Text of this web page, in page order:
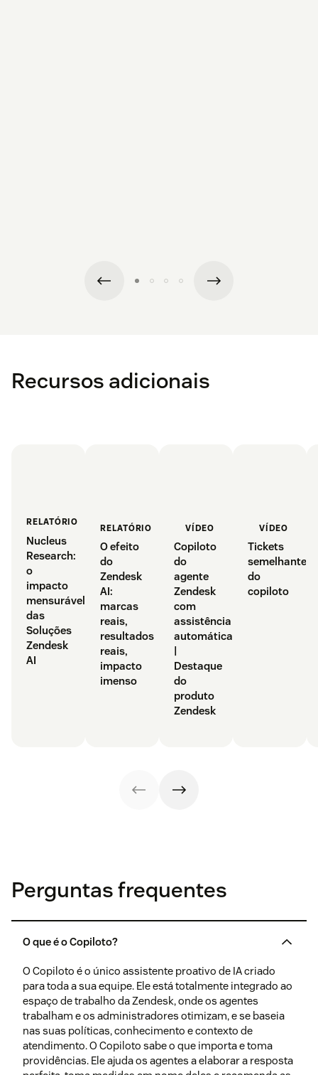
Recursos adicionais
RELATÓRIO
Nucleus
Research:
o
impacto
mensurável
das
Soluções
Zendesk
AI
RELATÓRIO
O efeito
do
Zendesk
AI:
marcas
reais,
resultados
reais,
impacto
imenso
VÍDEO
Copiloto
do
agente
Zendesk
com
assistência
automática
Destaque
do
produto
Zendesk
VÍDEO
Tickets
semelhantes
do
copiloto
Perguntas frequentes
O que é o Copiloto?
O Copiloto é o único assistente proativo de IA criado
para toda a sua equipe. Ele está totalmente integrado ao
espaço de trabalho da Zendesk, onde os agentes
trabalham e os administradores otimizam, e se baseia
nas suas políticas, conhecimento e contexto de
atendimento. O Copiloto sabe o que importa e toma
providências. Ele ajuda os agentes a elaborar a resposta